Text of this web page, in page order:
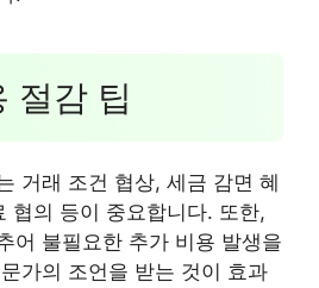
절감 팁
거래 조건 협상, 세금 감면 혜
협의 등이 중요합니다. 또한,
어 불필요한 추가 비용 발생을
가의 조언을 받는 것이 효과